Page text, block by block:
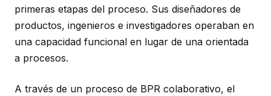
primeras etapas del proceso. Sus diseñadores de
productos, ingenieros e investigadores operaban en
una capacidad funcional en lugar de una orientada
a procesos.
A través de un proceso de BPR colaborativo, el